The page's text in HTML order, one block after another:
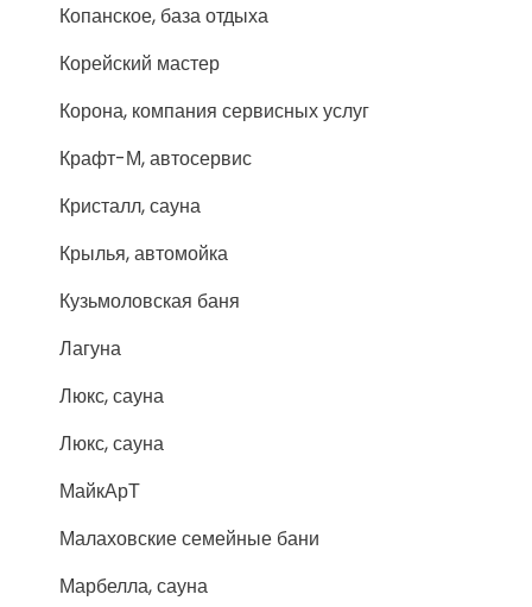
Копанское, база отдыха
Корейский мастер
Корона, компания сервисных услуг
Крафт-М, автосервис
Кристалл, сауна
Крылья, автомойка
Кузьмоловская баня
Лагуна
Люкс, сауна
Люкс, сауна
МайкАрТ
Малаховские семейные бани
Марбелла, сауна